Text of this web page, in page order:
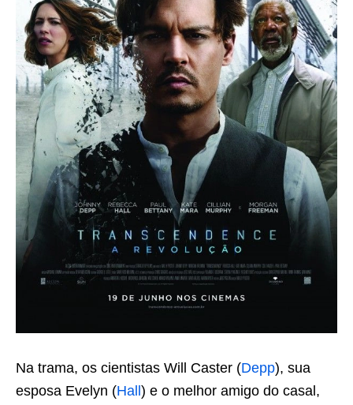
Na trama, os cientistas Will Caster (Depp), sua
esposa Evelyn (Hall ) e o melhor amigo do casal,